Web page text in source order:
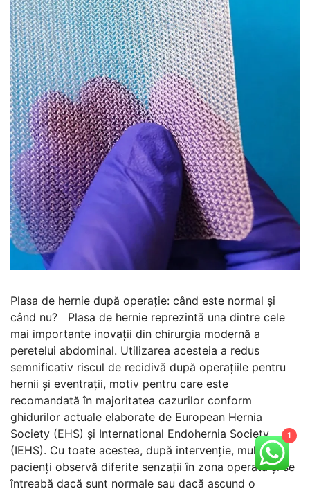
Plasa de hernie după operație: când este normal și
când nu? Plasa de hernie reprezintă una dintre cele
mai importante inovații din chirurgia modernă a
peretelui abdominal. Utilizarea acesteia a redus
semnificativ riscul de recidivă după operațiile pentru
hernii și eventrații, motiv pentru care este
recomandată în majoritatea cazurilor conform
ghidurilor actuale elaborate de European Hernia
Society (EHS) și International Endohernia Society
(IEHS). Cu toate acestea, după intervenție, mulți
pacienți observă diferite senzații în zona operată și se
întreabă dacă sunt normale sau dacă ascund o
1